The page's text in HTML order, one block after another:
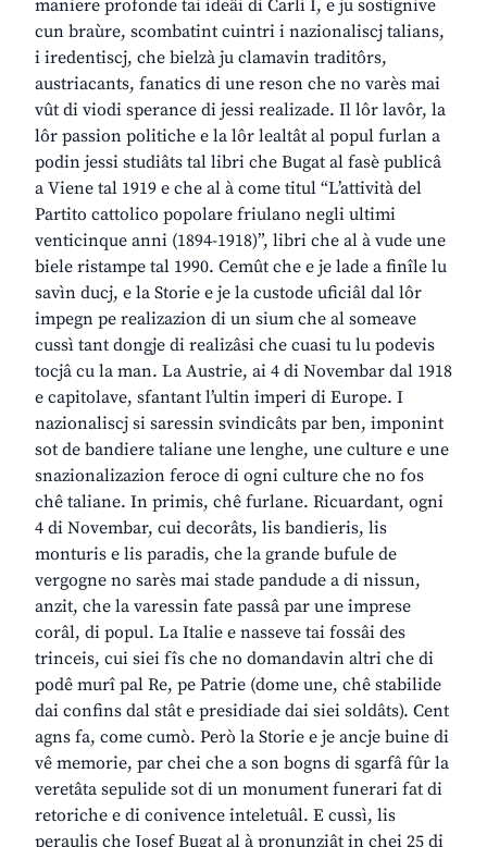
maniere profonde tai ideâi di Carli I, e ju sostignive
cun braùre, scombatint cuintri i nazionaliscj talians,
i iredentiscj, che bielzà ju clamavin traditôrs,
austriacants, fanatics di une reson che no varès mai
vût di viodi sperance di jessi realizade. Il lôr lavôr, la
lôr passion politiche e la lôr lealtât al popul furlan a
podin jessi studiâts tal libri che Bugat al fasè publicâ
a Viene tal 1919 e che al à come titul “L’attività del
Partito cattolico popolare friulano negli ultimi
venticinque anni (1894-1918)”, libri che al à vude une
biele ristampe tal 1990. Cemût che e je lade a finîle lu
savìn ducj, e la Storie e je la custode uficiâl dal lôr
impegn pe realizazion di un sium che al someave
cussì tant dongje di realizâsi che cuasi tu lu podevis
tocjâ cu la man. La Austrie, ai 4 di Novembar dal 1918
e capitolave, sfantant l’ultin imperi di Europe. I
nazionaliscj si saressin svindicâts par ben, imponint
sot de bandiere taliane une lenghe, une culture e une
snazionalizazion feroce di ogni culture che no fos
chê taliane. In primis, chê furlane. Ricuardant, ogni
4 di Novembar, cui decorâts, lis bandieris, lis
monturis e lis paradis, che la grande bufule de
vergogne no sarès mai stade pandude a di nissun,
anzit, che la varessin fate passâ par une imprese
corâl, di popul. La Italie e nasseve tai fossâi des
trinceis, cui siei fîs che no domandavin altri che di
podê murî pal Re, pe Patrie (dome une, chê stabilide
dai confins dal stât e presidiade dai siei soldâts). Cent
agns fa, come cumò. Però la Storie e je ancje buine di
vê memorie, par chei che a son bogns di sgarfâ fûr la
veretâta sepulide sot di un monument funerari fat di
retoriche e di conivence inteletuâl. E cussì, lis
peraulis che Josef Bugat al à pronunziât in chei 25 di